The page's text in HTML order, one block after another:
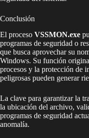
Conclusión
El proceso VSSMON.exe
programas de seguridad o
que busca aprovechar su
Windows. Su función
procesos y la protección de
peligrosas pueden generar
La clave para garantizar la
la ubicación del archivo,
programas de seguridad
anomalía.